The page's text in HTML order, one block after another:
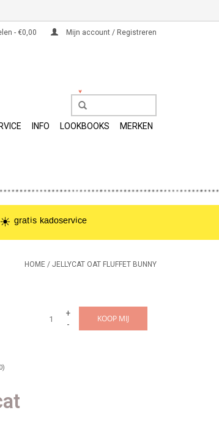
- €0,00 Mijn account / Registreren
INFO LOOKBOOKS MERKEN
ᵏᵃᵈᵒˢᵉʳᵛⁱᶜᵉ
HOME / JELLYCAT OAT FLUFFET BUNNY
+
-
KOOP MIJ